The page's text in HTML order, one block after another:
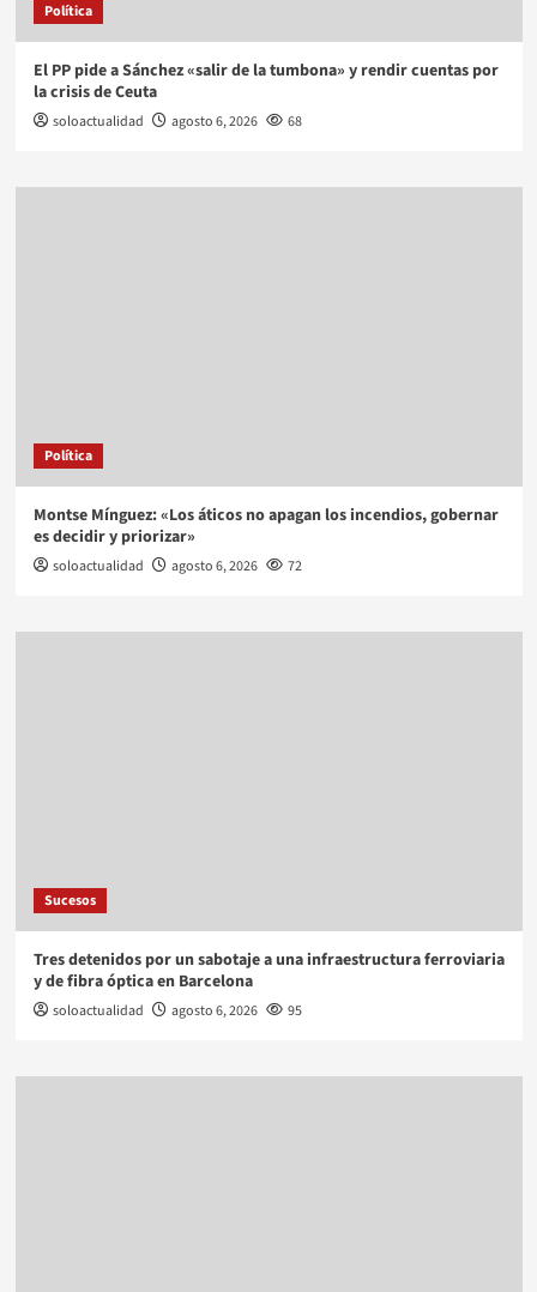
Política
El PP pide a Sánchez «salir de la tumbona» y rendir cuentas por
la crisis de Ceuta
soloactualidad agosto 6, 2026 68
Política
Montse Mínguez: «Los áticos no apagan los incendios, gobernar
es decidir y priorizar»
soloactualidad agosto 6, 2026 72
Sucesos
Tres detenidos por un sabotaje a una infraestructura ferroviaria
y de fibra óptica en Barcelona
soloactualidad agosto 6, 2026 95